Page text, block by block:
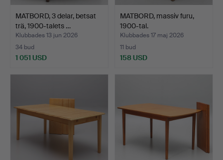
MATBORD, 3 delar, betsat
trä, 1900-talets …
Klubbades 13 jun 2026
34 bud
1 051 USD
MATBORD, massiv furu,
1900-tal.
Klubbades 17 maj 2026
11 bud
158 USD